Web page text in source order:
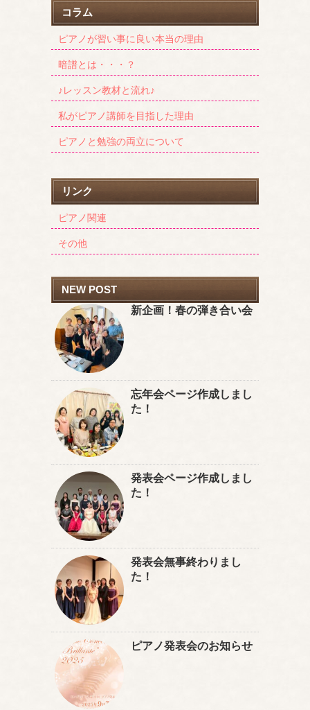
コラム
ピアノが習い事に良い本当の理由
暗譜とは・・・？
♪レッスン教材と流れ♪
私がピアノ講師を目指した理由
ピアノと勉強の両立について
リンク
ピアノ関連
その他
NEW POST
新企画！春の弾き合い会
忘年会ページ作成しまし
た！
発表会ページ作成しまし
た！
発表会無事終わりまし
た！
ピアノ発表会のお知らせ